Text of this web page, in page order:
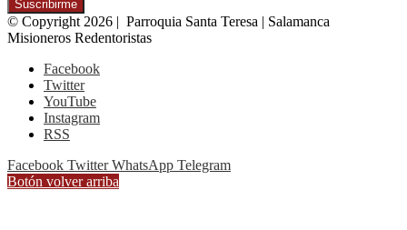
© Copyright 2026 | Parroquia Santa Teresa | Salamanca
Misioneros Redentoristas
Facebook
Twitter
YouTube
Instagram
RSS
Facebook Twitter WhatsApp Telegram
Botón volver arriba